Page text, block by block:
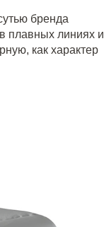
бренда
плавных линиях и
как характер